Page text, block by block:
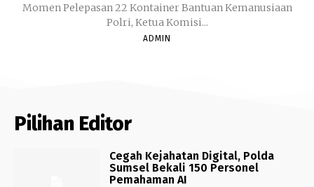
Momen Pelepasan 22 Kontainer Bantuan Kemanusiaan
Polri, Ketua Komisi...
ADMIN
Pilihan Editor
Cegah Kejahatan Digital, Polda
Sumsel Bekali 150 Personel
Pemahaman AI